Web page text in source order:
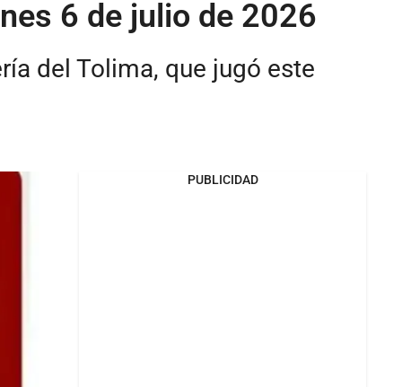
6 de julio de 2026
del Tolima, que jugó este
PUBLICIDAD